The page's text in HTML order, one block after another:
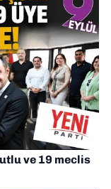
ve 19 meclis